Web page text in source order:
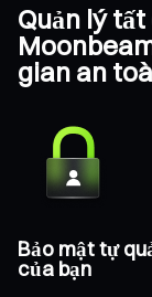
Quản lý tất
gian an
Bảo mật tự
của bạn